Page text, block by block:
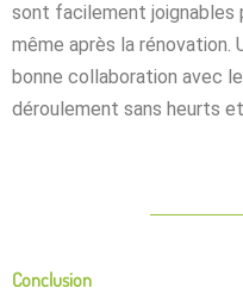
sont facilement joignables
même après la rénovation.
bonne collaboration avec
déroulement sans heurts
Conclusion